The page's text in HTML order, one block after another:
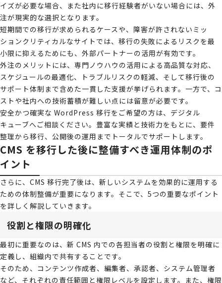
イズが必要な場合、また社内に移行経験者がいない場合には、外
注が現実的な選択となります。
短期間での移行が求められるケースや、障害が許されないミッ
ションクリティカルなサイトでは、移行の失敗によるリスクを最
小限に抑えるためにも、外部パートナーの活用が有効です。
外注のメリットには、専門ノウハウの活用による高品質な対応、
スケジュールの最適化、トラブルリスクの軽減、そして移行後の
サポート体制まで含めた一貫した支援が挙げられます。一方で、コ
ストや社内への技術蓄積が難しい点には留意が必要です。
安全かつ確実な WordPress 移行をご希望の方は、デジタル
キューブへご相談ください。豊富な実績と技術力をもとに、要件
整理から移行、公開後の運用までトータルでサポートします。
CMS を移行した後に整備すべき運用体制のポ
イント
さらに、CMS 移行完了後は、新しいシステムを効果的に運用する
ための体制整備が重要になります。そこで、5つの重要なポイント
を詳しく解説していきます。
役割と権限の明確化
最初に重要なのは、新 CMS 内での各担当者の役割と権限を明確に
定義し、組織内で共有することです。
そのため、コンテンツ作成者、編集者、承認者、システム管理者
など、それぞれの責任範囲と権限レベルを設定します。また、権限